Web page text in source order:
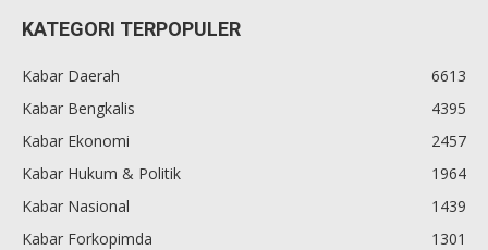
KATEGORI TERPOPULER
Kabar Daerah
6613
Kabar Bengkalis
4395
Kabar Ekonomi
2457
Kabar Hukum & Politik
1964
Kabar Nasional
1439
Kabar Forkopimda
1301